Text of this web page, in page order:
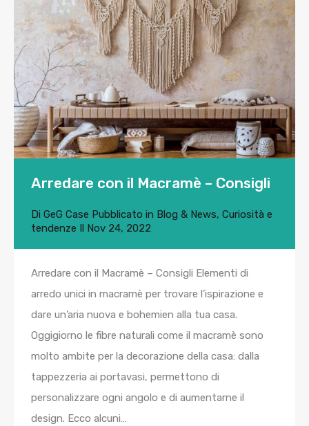
Arredare con il Macramè – Consigli
Di GeG Case Pubblicato in Blog & News, Curiosità e
tendenze
Nov 24, 2022
Arredare con il Macramè – Consigli Elementi di
arredo unici in macramè per trovare l’ispirazione e
dare un’aria nuova e bohemien alla tua casa.
Oggigiorno le fibre naturali come il macramè sono
molto ambite per la decorazione della casa: dalla
tappezzeria ai portavasi, permettono di
personalizzare ogni angolo e di aumentarne il
design. Ecco alcuni…